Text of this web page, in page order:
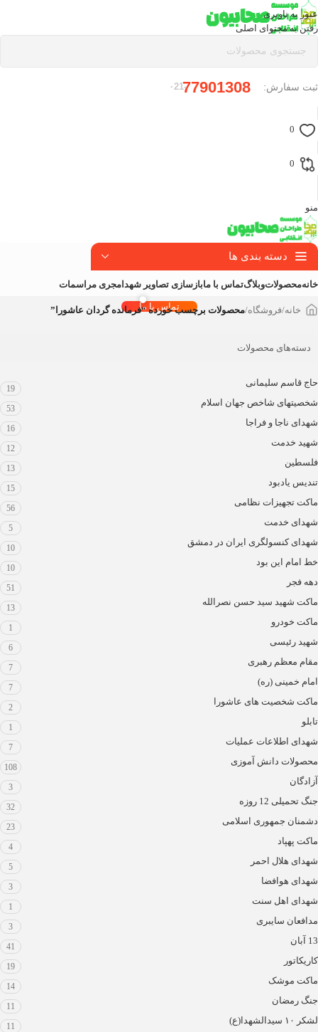
عبور به ناوبری
رفتن به محتوای اصلی
ثبت سفارش: 77901308
-۰21
0
0
منو
دسته بندی ها
خانهمحصولاتوبلاگتماس با مابازسازی تصاویر شهدا مجری مراسمات
تماس با ما خانه/فروشگاه/محصولات برچسب خورده “فرمانده گردان عاشورا”
دسته‌های محصولات
حاج قاسم سلیمانی
19
شخصیتهای شاخص جهان اسلام
53
شهدای ناجا و فراجا
16
شهید خدمت
12
فلسطین
13
تندیس یادبود
15
ماکت تجهیزات نظامی
56
شهدای خدمت
5
شهدای کنسولگری ایران در دمشق
10
خط امام این بود
10
دهه فجر
51
ماکت شهید سید حسن نصرالله
13
ماکت خودرو
1
شهید رئیسی
6
مقام معظم رهبری
7
امام خمینی (ره)
7
ماکت شخصیت های عاشورا
2
تابلو
1
شهدای اطلاعات عملیات
7
محصولات دانش آموزی
108
آزادگان
3
جنگ تحمیلی 12 روزه
32
دشمنان جمهوری اسلامی
23
ماکت پهپاد
4
شهدای هلال احمر
5
شهدای هوافضا
3
شهدای اهل سنت
1
مدافعان سایبری
3
13 آبان
41
کاریکاتور
19
ماکت موشک
14
جنگ رمضان
11
لشکر ۱۰ سیدالشهدا(ع)
11